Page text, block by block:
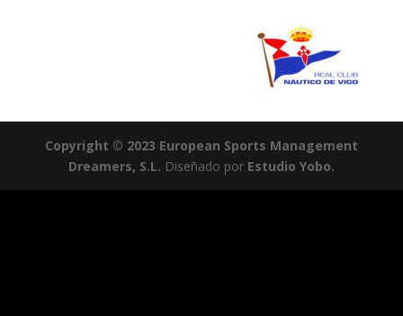
Copyright © 2023 European Sports Management
Dreamers, S.L. Diseñado por Estudio Yobo.